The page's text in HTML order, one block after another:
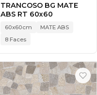
TRANCOSO BG MATE
ABS RT 60x60
60x60cm
MATE ABS
8 Faces